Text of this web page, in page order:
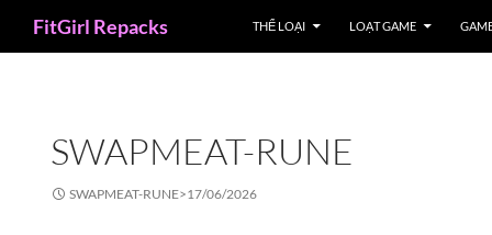
FitGirl Repacks THỂ LOẠI LOẠT GAME
SWAPMEAT-RUNE
SWAPMEAT-RUNE>17/06/2026